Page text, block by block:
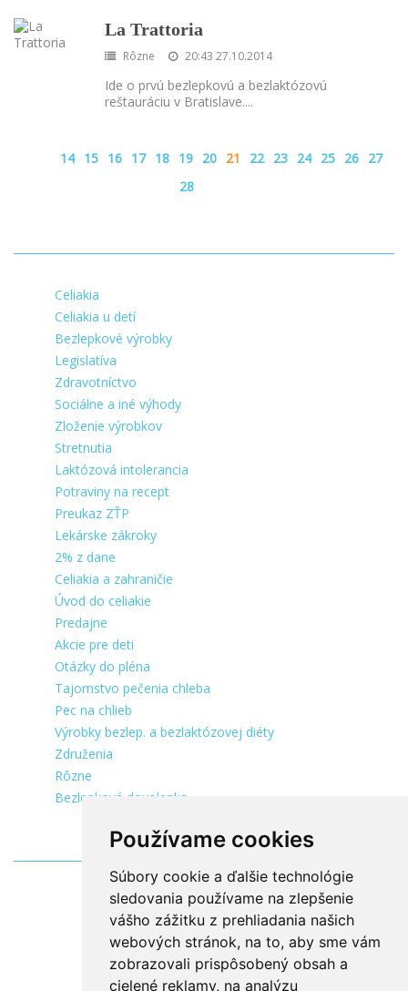
Používame cookies
Súbory cookie a ďalšie technológie
sledovania používame na zlepšenie
vášho zážitku z prehliadania našich
webových stránok, na to, aby sme vám
zobrazovali prispôsobený obsah a
cielené reklamy, na analýzu
La Trattoria
Rôzne 20:43 27.10.2014
Ide o prvú bezlepkovú a bezlaktózovú
reštauráciu v Bratislave....
14 15 16 17 18 19 20 21 22 23 24 25 26 27
28
Celiakia
Celiakia u detí
Bezlepkové výrobky
Legislatíva
Zdravotníctvo
Sociálne a iné výhody
Zloženie výrobkov
Stretnutia
Laktózová intolerancia
Potraviny na recept
Preukaz ZŤP
Lekárske zákroky
2% z dane
Celiakia a zahraničie
Úvod do celiakie
Predajne
Akcie pre deti
Otázky do pléna
Tajomstvo pečenia chleba
Pec na chlieb
Výrobky bezlep. a bezlaktózovej diéty
Združenia
Rôzne
Bezlepková dovolenka